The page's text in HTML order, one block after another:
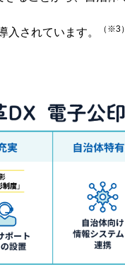
されています。
（※3）